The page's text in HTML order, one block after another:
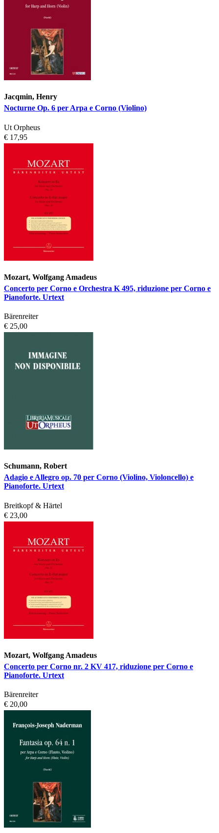
Jacqmin, Henry
Nocturne Op. 6 per Arpa e Corno (Violino)
Ut Orpheus
€ 17,95
Mozart, Wolfgang Amadeus
Concerto per Corno e Orchestra K 495, riduzione per Corno e
Pianoforte. Urtext
Bärenreiter
€ 25,00
Schumann, Robert
Adagio e Allegro op. 70 per Corno (Violino, Violoncello) e
Pianoforte. Urtext
Breitkopf & Härtel
€ 23,00
Mozart, Wolfgang Amadeus
Concerto per Corno nr. 2 KV 417, riduzione per Corno e
Pianoforte. Urtext
Bärenreiter
€ 20,00